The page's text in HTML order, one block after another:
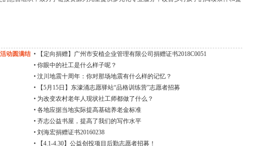
动圆满结 •
【定向捐赠】广州市安植企业管理有限公司捐赠证书2018C0051
• 你眼中的社工是什么样子呢？
• 汶川地震十周年：你对那场地震有什么样的记忆？
•
【5月15日】东濠涌志愿驿站“品格训练营”志愿者招募
• 为改变农村老年人现状社工师都做了什么？
• 各地应据当地实际提高基础养老金标准
• 齐志公益书屋，提高了我们的写作水平
• 刘海宏捐赠证书20160238
•
【4.1-4.30】公益创投项目后勤志愿者招募！